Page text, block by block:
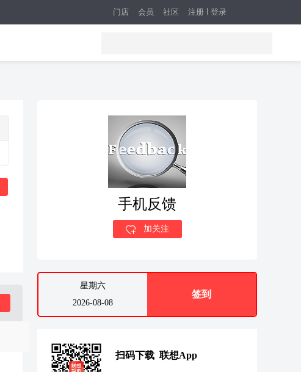
注册 登录
门店 会员 社区
手机反馈
加关注
星期六
2026-08-08
签到
扫码下载 联想App